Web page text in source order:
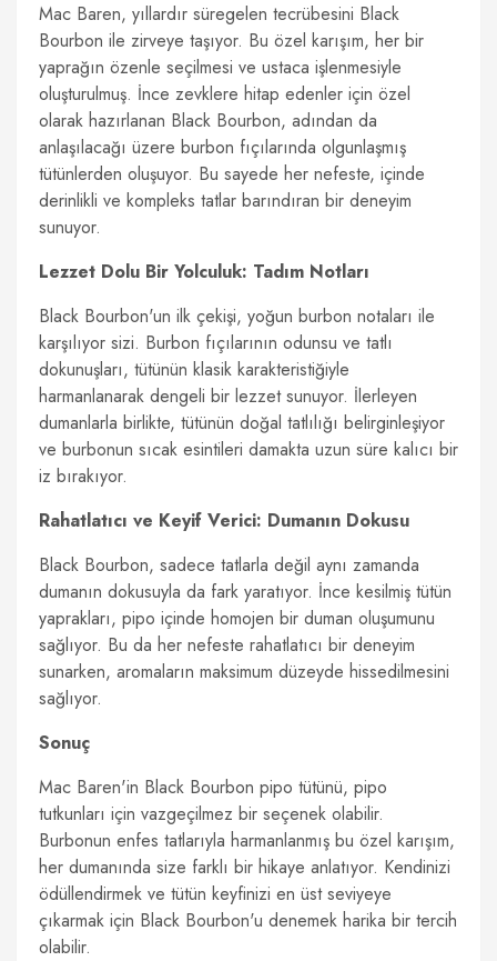
Mac Baren, yıllardır süregelen tecrübesini Black
Bourbon ile zirveye taşıyor. Bu özel karışım, her bir
yaprağın özenle seçilmesi ve ustaca işlenmesiyle
oluşturulmuş. İnce zevklere hitap edenler için özel
olarak hazırlanan Black Bourbon, adından da
anlaşılacağı üzere burbon fıçılarında olgunlaşmış
tütünlerden oluşuyor. Bu sayede her nefeste, içinde
derinlikli ve kompleks tatlar barındıran bir deneyim
sunuyor.
Lezzet Dolu Bir Yolculuk: Tadım Notları
Black Bourbon'un ilk çekişi, yoğun burbon notaları ile
karşılıyor sizi. Burbon fıçılarının odunsu ve tatlı
dokunuşları, tütünün klasik karakteristiğiyle
harmanlanarak dengeli bir lezzet sunuyor. İlerleyen
dumanlarla birlikte, tütünün doğal tatlılığı belirginleşiyor
ve burbonun sıcak esintileri damakta uzun süre kalıcı bir
iz bırakıyor.
Rahatlatıcı ve Keyif Verici: Dumanın Dokusu
Black Bourbon, sadece tatlarla değil aynı zamanda
dumanın dokusuyla da fark yaratıyor. İnce kesilmiş tütün
yaprakları, pipo içinde homojen bir duman oluşumunu
sağlıyor. Bu da her nefeste rahatlatıcı bir deneyim
sunarken, aromaların maksimum düzeyde hissedilmesini
sağlıyor.
Sonuç
Mac Baren'in Black Bourbon pipo tütünü, pipo
tutkunları için vazgeçilmez bir seçenek olabilir.
Burbonun enfes tatlarıyla harmanlanmış bu özel karışım,
her dumanında size farklı bir hikaye anlatıyor. Kendinizi
ödüllendirmek ve tütün keyfinizi en üst seviyeye
çıkarmak için Black Bourbon'u denemek harika bir tercih
olabilir.